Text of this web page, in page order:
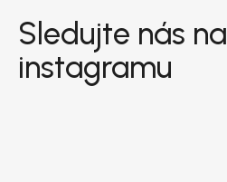
Sledujte nás na
instagramu